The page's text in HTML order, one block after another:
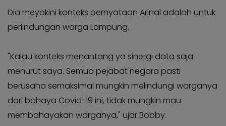
Dia meyakini konteks pernyataan Arinal adalah untuk
perlindungan warga Lampung.
"Kalau konteks menantang ya sinergi data saja
menurut saya. Semua pejabat negara pasti
berusaha semaksimal mungkin melindungi warganya
dari bahaya Covid-19 ini, tidak mungkin mau
membahayakan warganya," ujar Bobby.